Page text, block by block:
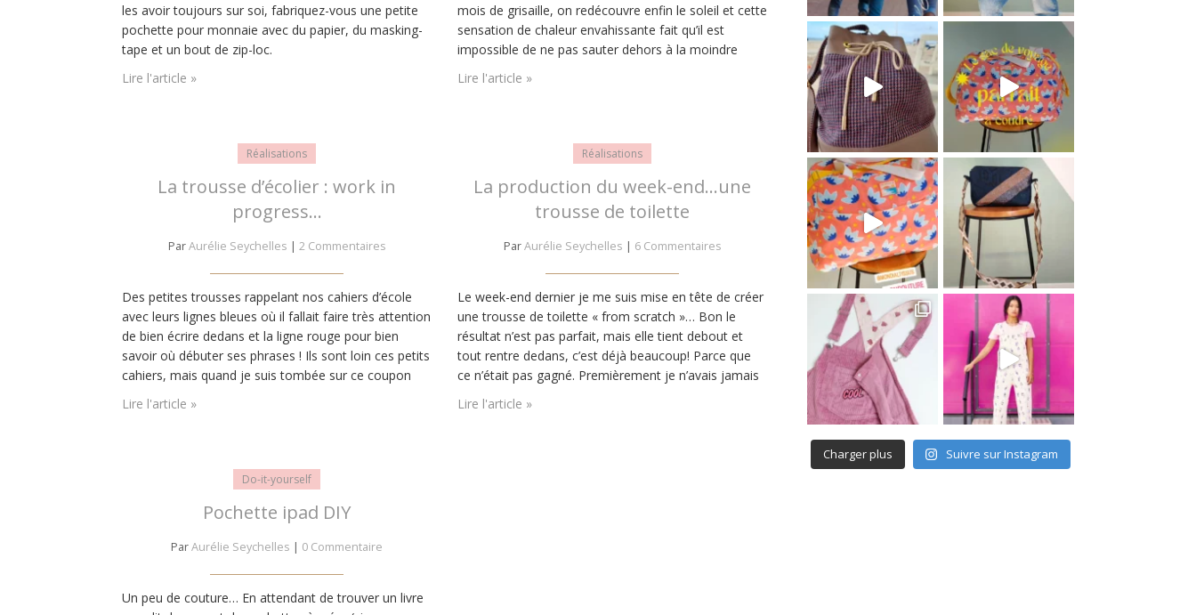
les avoir toujours sur soi, fabriquez-vous une petite
pochette pour monnaie avec du papier, du masking-
tape et un bout de zip-loc.
Lire l'article »
mois de grisaille, on redécouvre enfin le soleil et cette
sensation de chaleur envahissante fait qu’il est
impossible de ne pas sauter dehors à la moindre
occasion !! Alors désolée pour cette absence, mais il
fallait vraiment que je fasse le…
Lire l'article »
Réalisations
La trousse d’écolier : work in
progress…
ParAurélie Seychelles | 2 Commentaires
Des petites trousses rappelant nos cahiers d’école
avec leurs lignes bleues où il fallait faire très attention
de bien écrire dedans et la ligne rouge pour bien
savoir où débuter ses phrases ! Ils sont loin ces petits
cahiers, mais quand je suis tombée sur ce coupon
lors du vide dressing organisé par Oh my blog, j’ai
craqué ! Par…
Lire l'article »
Réalisations
La production du week-end…une
trousse de toilette
ParAurélie Seychelles | 6 Commentaires
Le week-end dernier je me suis mise en tête de créer
une trousse de toilette « from scratch »… Bon le
résultat n’est pas parfait, mais elle tient debout et
tout rentre dedans, c’est déjà beaucoup! Parce que
ce n’était pas gagné. Premièrement je n’avais jamais
cousu de gabardine et ce fut une grosse surprise.
C’est un tissu tellement épais, qu’il est…
Lire l'article »
Do-it-yourself
Pochette ipad DIY
ParAurélie Seychelles | 0 Commentaire
Un peu de couture… En attendant de trouver un livre
Charger plus Suivre sur Instagram